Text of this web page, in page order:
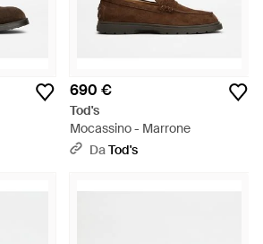
690 €
Tod's
Mocassino - Marrone
DaTod's